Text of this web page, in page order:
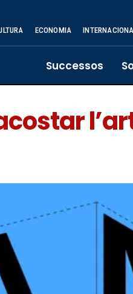
ECONOMIA
Successos